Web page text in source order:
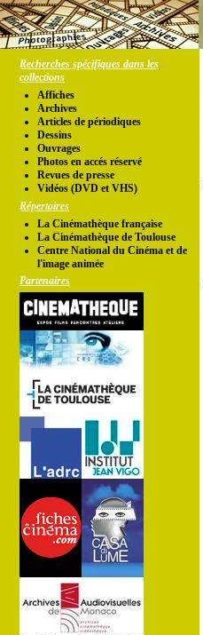
Recherches spécifiques dans les
collections
Affiches
Archives
Articles de périodiques
Dessins
Ouvrages
Photos en accés réservé
Revues de presse
Vidéos (DVD et VHS)
Répertoires
La Cinémathèque française
La Cinémathèque de Toulouse
Centre National du Cinéma et de
l'image animée
Partenaires